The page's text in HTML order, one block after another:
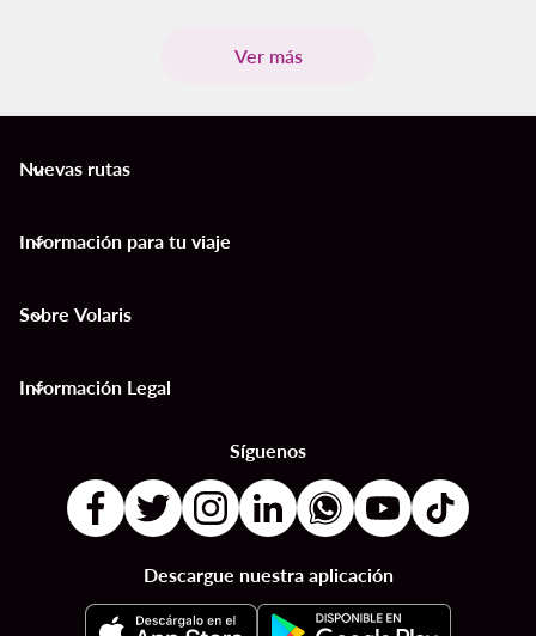
Ver más
Nuevas rutas
keyboard_arrow_down
Información para tu viaje
keyboard_arrow_down
Sobre Volaris
keyboard_arrow_down
Información Legal
keyboard_arrow_down
Síguenos
Descargue nuestra aplicación